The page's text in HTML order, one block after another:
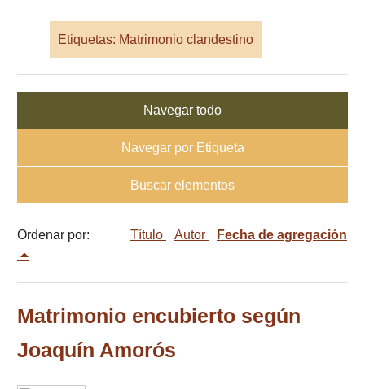
Etiquetas: Matrimonio clandestino
Navegar todo
Navegar por Etiqueta
Buscar elementos
Ordenar por: Título Autor Fecha de agregación
Matrimonio encubierto según
Joaquín Amorós